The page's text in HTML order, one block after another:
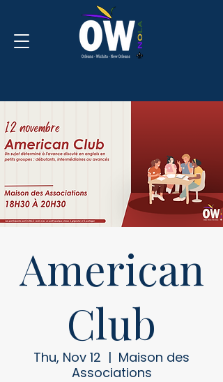
American
Club
Thu, Nov 12
  |
Maison des
Associations